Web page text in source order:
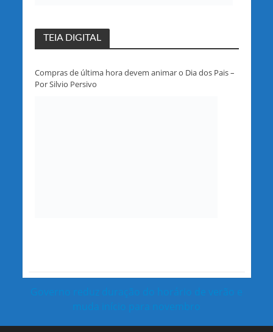
TEIA DIGITAL
Compras de última hora devem animar o Dia dos Pais –
Por Silvio Persivo
Governo reduz duração do horário de verão e
muda início para novembro